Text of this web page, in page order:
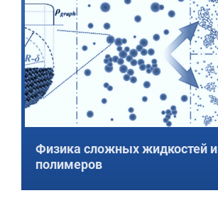
Физика сложных жидкостей и
полимеров